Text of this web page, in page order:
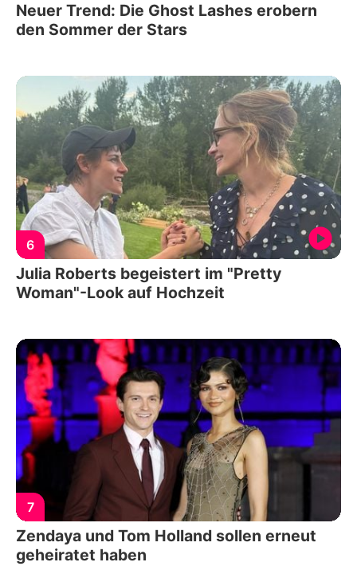
Neuer Trend: Die Ghost Lashes erobern
den Sommer der Stars
6
Julia Roberts begeistert im "Pretty
Woman"-Look auf Hochzeit
7
Zendaya und Tom Holland sollen erneut
geheiratet haben